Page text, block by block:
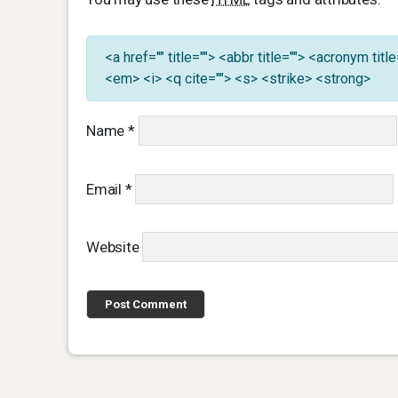
<a href="" title=""> <abbr title=""> <acronym
<em> <i> <q cite=""> <s> <strike> <strong>
Name *
Email *
Website